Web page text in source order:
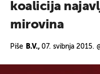
koalicija
mirovina
Piše B.V., 07. svibnja 2015.